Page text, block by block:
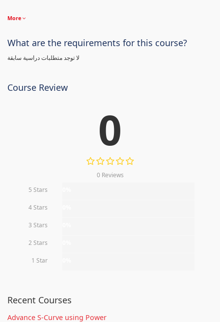
More
What are the requirements for this course?
لا توجد متطلبات دراسية سابقة
Course Review
0
0 Reviews
5 Stars
4 Stars
3 Stars
2 Stars
1 Star
Recent Courses
Advance S-Curve using Power